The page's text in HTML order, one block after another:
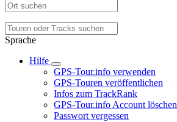
Sprache
Hilfe
GPS-Tour.info verwenden
GPS-Touren veröffentlichen
Infos zum TrackRank
GPS-Tour.info Account löschen
Passwort vergessen